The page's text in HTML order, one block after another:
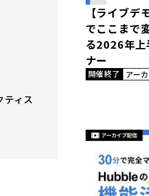
ィス
【ライブ
でここまで
る2026年上
ナー
開催終了
アー